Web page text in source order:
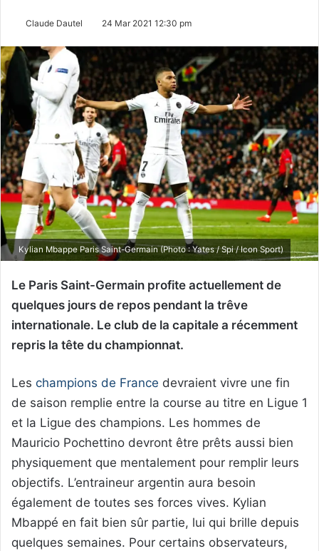
Claude Dautel 24 Mar 2021 12:30 pm
Kylian Mbappe Paris Saint-Germain (Photo : Yates / Spi / Icon Sport)
Le Paris Saint-Germain profite actuellement de
quelques jours de repos pendant la trêve
internationale. Le club de la capitale a récemment
repris la tête du championnat.
Les champions de France devraient vivre une fin
de saison remplie entre la course au titre en Ligue 1
et la Ligue des champions. Les hommes de
Mauricio Pochettino devront être prêts aussi bien
physiquement que mentalement pour remplir leurs
objectifs. L’entraineur argentin aura besoin
également de toutes ses forces vives. Kylian
Mbappé en fait bien sûr partie, lui qui brille depuis
quelques semaines. Pour certains observateurs,